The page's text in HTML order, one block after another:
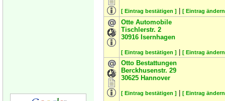
[ Eintrag bestätigen ] [ Eintrag
Otte Automobile
Tischlerstr. 2
30916 Isernhagen
[ Eintrag bestätigen ] [ Eintrag
Otto Bestattungen
Berckhusenstr. 29
30625 Hannover
[ Eintrag bestätigen ] [ Eintrag